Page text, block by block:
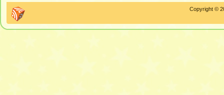
Copyright ©